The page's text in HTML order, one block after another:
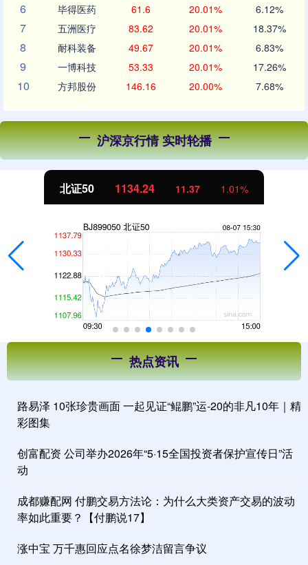
6 毕得医药 61.6 20.01% 6.12%
7 五洲医疗 83.62 20.01% 18.37%
8 耐科装备 49.67 20.01% 6.83%
9 一博科技 53.33 20.01% 17.26%
10 方邦股份 146.16 20.00% 7.68%
沪深京行情 实时轮播
北证50 1134.24 11.37 1.01%
热点资讯
路易泽 10张珍贵画面 一起见证“鲲鹏”运-20的非凡10年｜精
彩图集
创富配资 公司举办2026年“5·15全国投资者保护宣传日”活
动
成都赚配网 付鹏交易方法论：为什么大类资产交易的波动
率如此重要？【付鹏说17】
涨中宝 万千惠回应点名徐梦洁留言争议